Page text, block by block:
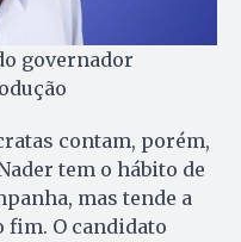
governador
contam, porém,
tem o hábito de
mas tende a
fim. O candidato